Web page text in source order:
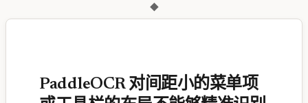
◆
PaddleOCR 对间距小的菜单项